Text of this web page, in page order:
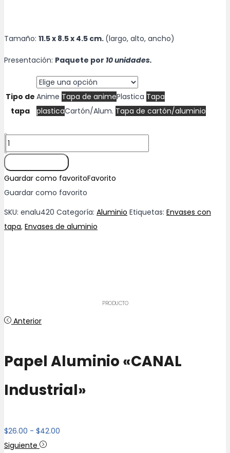
hasta
Tamaño: 11.5 x 8.5 x 4.5 cm. (largo, alto, ancho)
Presentación: Paquete por 10 unidades.
Tipo de
tapa
Anime Tapa de animePlastica Tapa
plasticaCartón/Alum. Tapa de cartón/aluminio
Envase
de
aluminio
(420)
cantidad
Guardar como favoritoFavorito
Guardar como favorito
SKU: enalu420 Categoría: Aluminio Etiquetas: Envases con
tapa, Envases de aluminio
PRODUCTO
Anterior
Papel Aluminio «CANAL
Industrial»
$26.00 - $42.00
Siguiente